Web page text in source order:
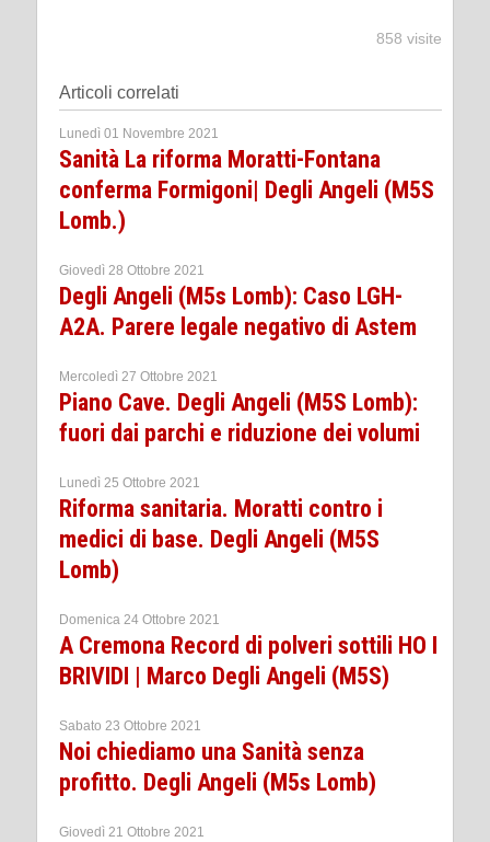
858 visite
Articoli correlati
Lunedì 01 Novembre 2021
Sanità La riforma Moratti-Fontana
conferma Formigoni| Degli Angeli (M5S
Lomb.)
Giovedì 28 Ottobre 2021
Degli Angeli (M5s Lomb): Caso LGH-
A2A. Parere legale negativo di Astem
Mercoledì 27 Ottobre 2021
Piano Cave. Degli Angeli (M5S Lomb):
fuori dai parchi e riduzione dei volumi
Lunedì 25 Ottobre 2021
Riforma sanitaria. Moratti contro i
medici di base. Degli Angeli (M5S
Lomb)
Domenica 24 Ottobre 2021
A Cremona Record di polveri sottili HO I
BRIVIDI | Marco Degli Angeli (M5S)
Sabato 23 Ottobre 2021
Noi chiediamo una Sanità senza
profitto. Degli Angeli (M5s Lomb)
Giovedì 21 Ottobre 2021